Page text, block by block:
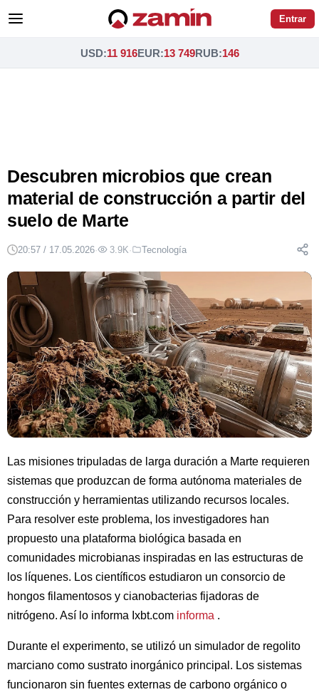
Entrar
USD:11 916EUR:13 749RUB:146
Descubren microbios que crean
material de construcción a partir del
suelo de Marte
20:57 / 17.05.2026· 3.9K· Tecnología
Las misiones tripuladas de larga duración a Marte requieren
sistemas que produzcan de forma autónoma materiales de
construcción y herramientas utilizando recursos locales.
Para resolver este problema, los investigadores han
propuesto una plataforma biológica basada en
comunidades microbianas inspiradas en las estructuras de
los líquenes. Los científicos estudiaron un consorcio de
hongos filamentosos y cianobacterias fijadoras de
nitrógeno. Así lo informa Ixbt.com informa .
Durante el experimento, se utilizó un simulador de regolito
marciano como sustrato inorgánico principal. Los sistemas
funcionaron sin fuentes externas de carbono orgánico o